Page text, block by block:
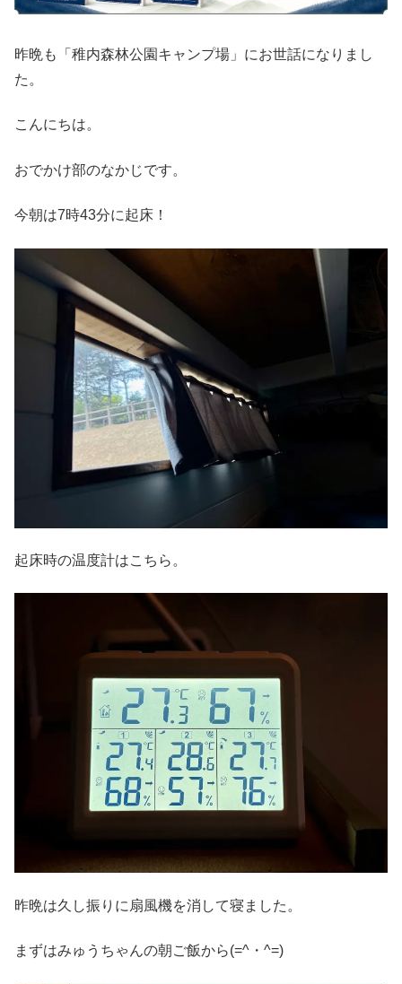
昨晩も「稚内森林公園キャンプ場」にお世話になりまし
た。
こんにちは。
おでかけ部のなかじです。
今朝は7時43分に起床！
起床時の温度計はこちら。
昨晩は久し振りに扇風機を消して寝ました。
まずはみゅうちゃんの朝ご飯から(=^・^=)